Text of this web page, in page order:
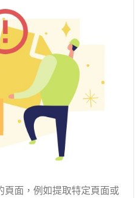
頁面，例如提取特定頁面或